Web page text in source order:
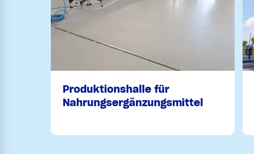
Produktionshalle für
Nahrungsergänzungsmittel